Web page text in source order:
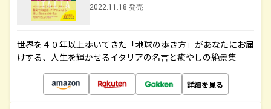
2022.11.18 発売
世界を４０年以上歩いてきた「地球の歩き方」があなたにお届
けする、人生を輝かせるイタリアの名言と癒やしの絶景集
詳細を見る